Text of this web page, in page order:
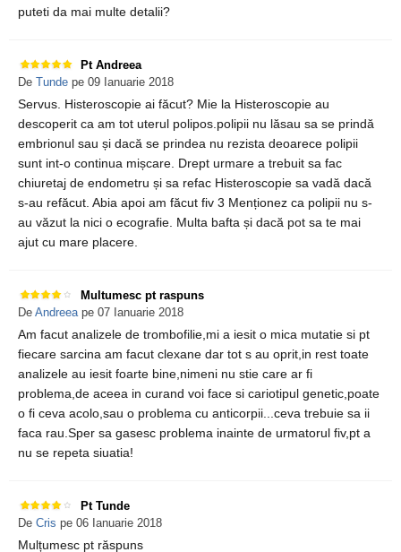
puteti da mai multe detalii?
Pt Andreea
De Tunde pe 09 Ianuarie 2018
Servus. Histeroscopie ai făcut? Mie la Histeroscopie au
descoperit ca am tot uterul polipos.polipii nu lăsau sa se prindă
embrionul sau și dacă se prindea nu rezista deoarece polipii
sunt int-o continua mișcare. Drept urmare a trebuit sa fac
chiuretaj de endometru și sa refac Histeroscopie sa vadă dacă
s-au refăcut. Abia apoi am făcut fiv 3 Menționez ca polipii nu s-
au văzut la nici o ecografie. Multa bafta și dacă pot sa te mai
ajut cu mare placere.
Multumesc pt raspuns
De Andreeape 07 Ianuarie 2018
Am facut analizele de trombofilie,mi a iesit o mica mutatie si pt
fiecare sarcina am facut clexane dar tot s au oprit,in rest toate
analizele au iesit foarte bine,nimeni nu stie care ar fi
problema,de aceea in curand voi face si cariotipul genetic,poate
o fi ceva acolo,sau o problema cu anticorpii...ceva trebuie sa ii
faca rau.Sper sa gasesc problema inainte de urmatorul fiv,pt a
nu se repeta siuatia!
Pt Tunde
De Cris pe 06 Ianuarie 2018
Mulțumesc pt răspuns